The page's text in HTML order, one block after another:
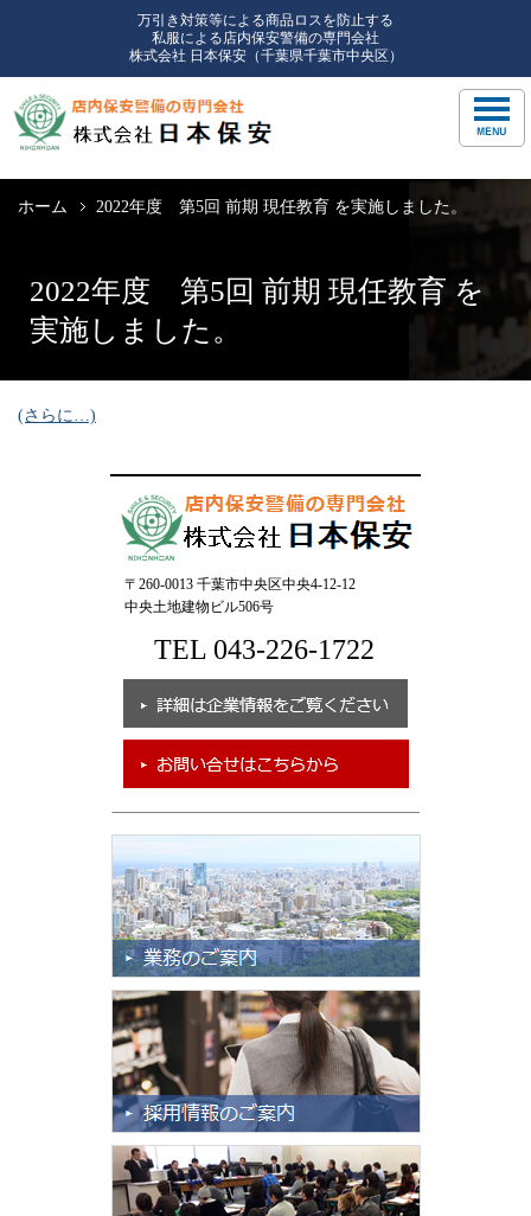
万引き対策等による商品ロスを防止する
私服による店内保安警備の専門会社
株式会社 日本保安（千葉県千葉市中央区）
ホーム 2022年度 第5回 前期 現任教育 を実施しました。
2022年度 第5回 前期 現任教育 を
実施しました。
(さらに…)
〒260-0013 千葉市中央区中央4-12-12
中央土地建物ビル506号
TEL 043-226-1722